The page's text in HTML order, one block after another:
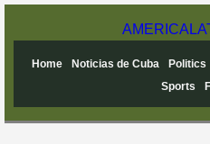
AMERICA
Home Noticias de Cuba Politics
Sports